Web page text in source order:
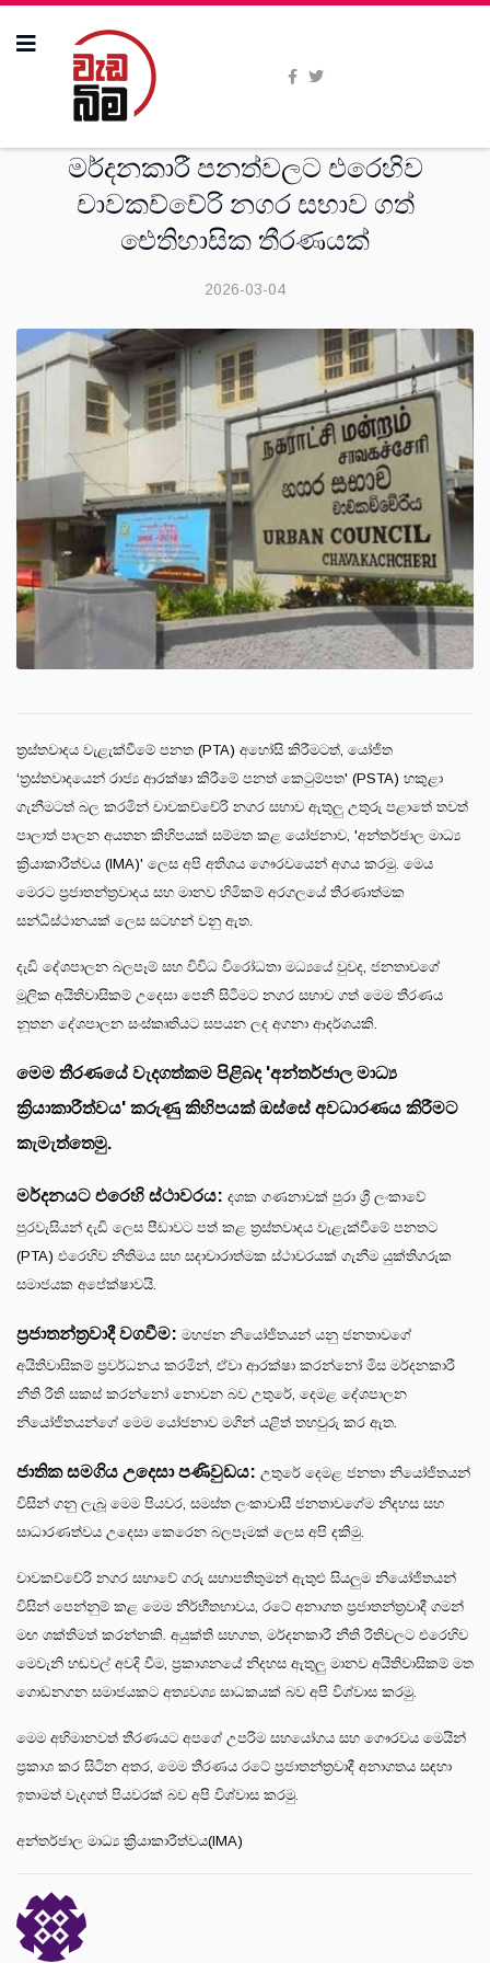
මර්දනකාරී පනත්වලට එරෙහිව
චාවකච්චේරි නගර සභාව ගත්
ඓතිහාසික තීරණයක්
2026-03-04
ත්‍රස්තවාදය වැළැක්වීමේ පනත (PTA) අහෝසි කිරීමටත්, යෝජිත
‘ත්‍රස්තවාදයෙන් රාජ්‍ය ආරක්ෂා කිරීමේ පනත් කෙටුම්පත' (PSTA) හකුළා
ගැනීමටත් බල කරමින් චාවකච්චේරි නගර සභාව ඇතුලු උතුරු පළාතේ තවත්
පාලාත් පාලන අයතන කිහිපයක් සම්මත කළ යෝජනාව, 'අන්තර්ජාල මාධ්‍ය
ක්‍රියාකාරීත්වය (IMA)' ලෙස අපි අතිශය ගෞරවයෙන් අගය කරමු. මෙය
මෙරට ප්‍රජාතන්ත්‍රවාදය සහ මානව හිමිකම් අරගලයේ තීරණාත්මක
සන්ධිස්ථානයක් ලෙස සටහන් වනු ඇත.
දැඩි දේශපාලන බලපෑම් සහ විවිධ විරෝධතා මධ්‍යයේ වුවද, ජනතාවගේ
මූලික අයිතිවාසිකම් උදෙසා පෙනී සිටීමට නගර සභාව ගත් මෙම තීරණය
නූතන දේශපාලන සංස්කෘතියට සපයන ලද අගනා ආදර්ශයකි.
මෙම තීරණයේ වැදගත්කම පිළිබද 'අන්තර්ජාල මාධ්‍ය
ක්‍රියාකාරීත්වය' කරුණු කිහිපයක් ඔස්සේ අවධාරණය කිරීමට
කැමැත්තෙමු.
මර්දනයට එරෙහි ස්ථාවරය: දශක ගණනාවක් පුරා ශ්‍රී ලංකාවේ
පුරවැසියන් දැඩි ලෙස පීඩාවට පත් කළ ත්‍රස්තවාදය වැළැක්වීමේ පනතට
(PTA) එරෙහිව නීතිමය සහ සදාචාරාත්මක ස්ථාවරයක් ගැනීම යුක්තිගරුක
සමාජයක අපේක්ෂාවයි.
ප්‍රජාතන්ත්‍රවාදී වගවීම: මහජන නියෝජිතයන් යනු ජනතාවගේ
අයිතිවාසිකම් ප්‍රවර්ධනය කරමින්, ඒවා ආරක්ෂා කරන්නෝ මිස මර්දනකාරී
නීති රීති සකස් කරන්නෝ නොවන බව උතුරේ, දෙමළ දේශපාලන
නියෝජිතයන්ගේ මෙම යෝජනාව මගින් යළිත් තහවුරු කර ඇත.
ජාතික සමගිය උදෙසා පණිවුඩය: උතුරේ දෙමළ ජනතා නියෝජිතයන්
විසින් ගනු ලැබූ මෙම පියවර, සමස්ත ලංකාවාසී ජනතාවගේම නිදහස සහ
සාධාරණත්වය උදෙසා කෙරෙන බලපෑමක් ලෙස අපි දකිමු.
චාවකච්චේරි නගර සභාවේ ගරු සභාපතිතුමන් ඇතුළු සියලුම නියෝජිතයන්
විසින් පෙන්නුම් කළ මෙම නිර්භීතභාවය, රටේ අනාගත ප්‍රජාතන්ත්‍රවාදී ගමන්
මඟ ශක්තිමත් කරන්නකි. අයුක්ති සහගත, මර්දනකාරී නීති රීතිවලට එරෙහිව
මෙවැනි හඬවල් අවදි වීම, ප්‍රකාශනයේ නිදහස ඇතුලු මානව අයිතිවාසිකම් මත
ගොඩනගන සමාජයකට අත්‍යවශ්‍ය සාධකයක් බව අපි විශ්වාස කරමු.
මෙම අභිමානවත් තීරණයට අපගේ උපරිම සහයෝගය සහ ගෞරවය මෙයින්
ප්‍රකාශ කර සිටින අතර, මෙම තීරණය රටේ ප්‍රජාතන්ත්‍රවාදී අනාගතය සඳහා
ඉතාමත් වැදගත් පියවරක් බව අපි විශ්වාස කරමු.
අන්තර්ජාල මාධ්‍ය ක්‍රියාකාරීත්වය(IMA)